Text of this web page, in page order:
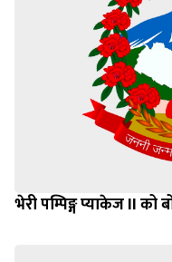
भेरी पम्पिङ्ग प्याकेज II